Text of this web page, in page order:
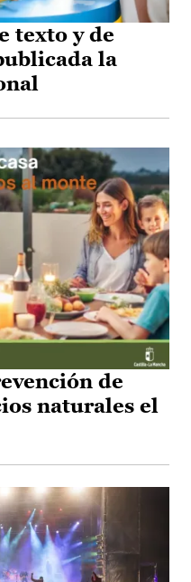
texto y de
la
de
naturales el